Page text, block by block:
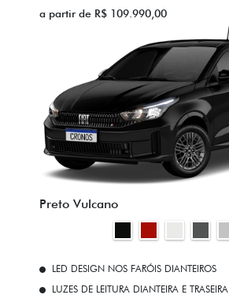
a partir de R$ 109.990,00
Preto Vulcano
LED DESIGN NOS FARÓIS DIANTEIROS
LUZES DE LEITURA DIANTEIRA E TRASEIRA